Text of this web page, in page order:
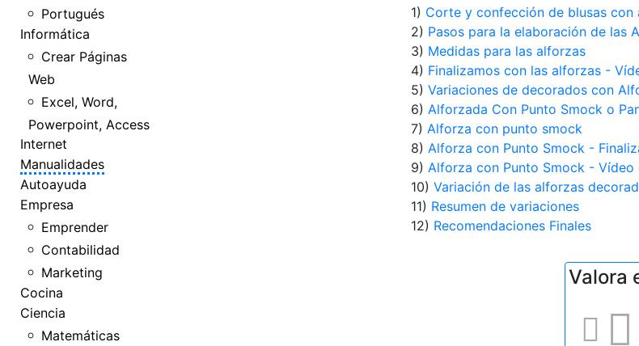
Portugués
Informática
Crear Páginas
Web
Excel, Word,
Powerpoint, Access
Internet
Manualidades
Autoayuda
Empresa
Emprender
Contabilidad
Marketing
Cocina
Ciencia
Matemáticas
1) Corte y confección de blusas
2) Pasos para la elaboración de las
3) Medidas para las alforzas
4) Finalizamos con las alforzas -
5) Variaciones de decorados con
6) Alforzada Con Punto Smock o
7) Alforza con punto smock
8) Alforza con Punto Smock -
9) Alforza con Punto Smock -
10) Variación de las alforzas
11) Resumen de variaciones
12) Recomendaciones Finales
Valora